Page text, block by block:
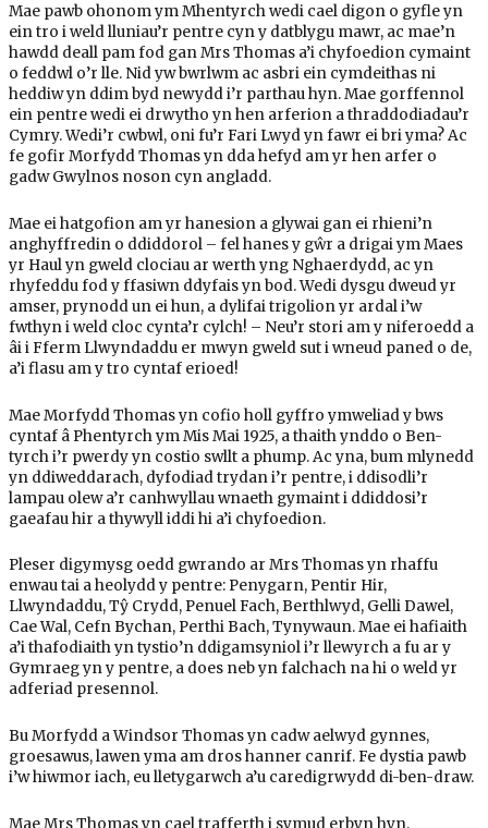
Mae pawb ohonom ym Mhentyrch wedi cael digon o gyfle yn
ein tro i weld lluniau’r pentre cyn y datblygu mawr, ac mae’n
hawdd deall pam fod gan Mrs Thomas a’i chyfoedion cymaint
o feddwl o’r lle. Nid yw bwrlwm ac asbri ein cymdeithas ni
heddiw yn ddim byd newydd i’r parthau hyn. Mae gorffennol
ein pentre wedi ei drwytho yn hen arferion a thraddodiadau’r
Cymry. Wedi’r cwbwl, oni fu’r Fari Lwyd yn fawr ei bri yma? Ac
fe gofir Morfydd Thomas yn dda hefyd am yr hen arfer o
gadw Gwylnos noson cyn angladd.
Mae ei hatgofion am yr hanesion a glywai gan ei rhieni’n
anghyffredin o ddiddorol – fel hanes y gŵr a drigai ym Maes
yr Haul yn gweld clociau ar werth yng Nghaerdydd, ac yn
rhyfeddu fod y ffasiwn ddyfais yn bod. Wedi dysgu dweud yr
amser, prynodd un ei hun, a dylifai trigolion yr ardal i’w
fwthyn i weld cloc cynta’r cylch! – Neu’r stori am y niferoedd a
âi i Fferm Llwyndaddu er mwyn gweld sut i wneud paned o de,
a’i flasu am y tro cyntaf erioed!
Mae Morfydd Thomas yn cofio holl gyffro ymweliad y bws
cyntaf â Phentyrch ym Mis Mai 1925, a thaith ynddo o Ben-
tyrch i’r pwerdy yn costio swllt a phump. Ac yna, bum mlynedd
yn ddiweddarach, dyfodiad trydan i’r pentre, i ddisodli’r
lampau olew a’r canhwyllau wnaeth gymaint i ddiddosi’r
gaeafau hir a thywyll iddi hi a’i chyfoedion.
Pleser digymysg oedd gwrando ar Mrs Thomas yn rhaffu
enwau tai a heolydd y pentre: Penygarn, Pentir Hir,
Llwyndaddu, Tŷ Crydd, Penuel Fach, Berthlwyd, Gelli Dawel,
Cae Wal, Cefn Bychan, Perthi Bach, Tynywaun. Mae ei hafiaith
a’i thafodiaith yn tystio’n ddigamsyniol i’r llewyrch a fu ar y
Gymraeg yn y pentre, a does neb yn falchach na hi o weld yr
adferiad presennol.
Bu Morfydd a Windsor Thomas yn cadw aelwyd gynnes,
groesawus, lawen yma am dros hanner canrif. Fe dystia pawb
i’w hiwmor iach, eu lletygarwch a’u caredigrwydd di-ben-draw.
Mae Mrs Thomas yn cael trafferth i symud erbyn hyn,